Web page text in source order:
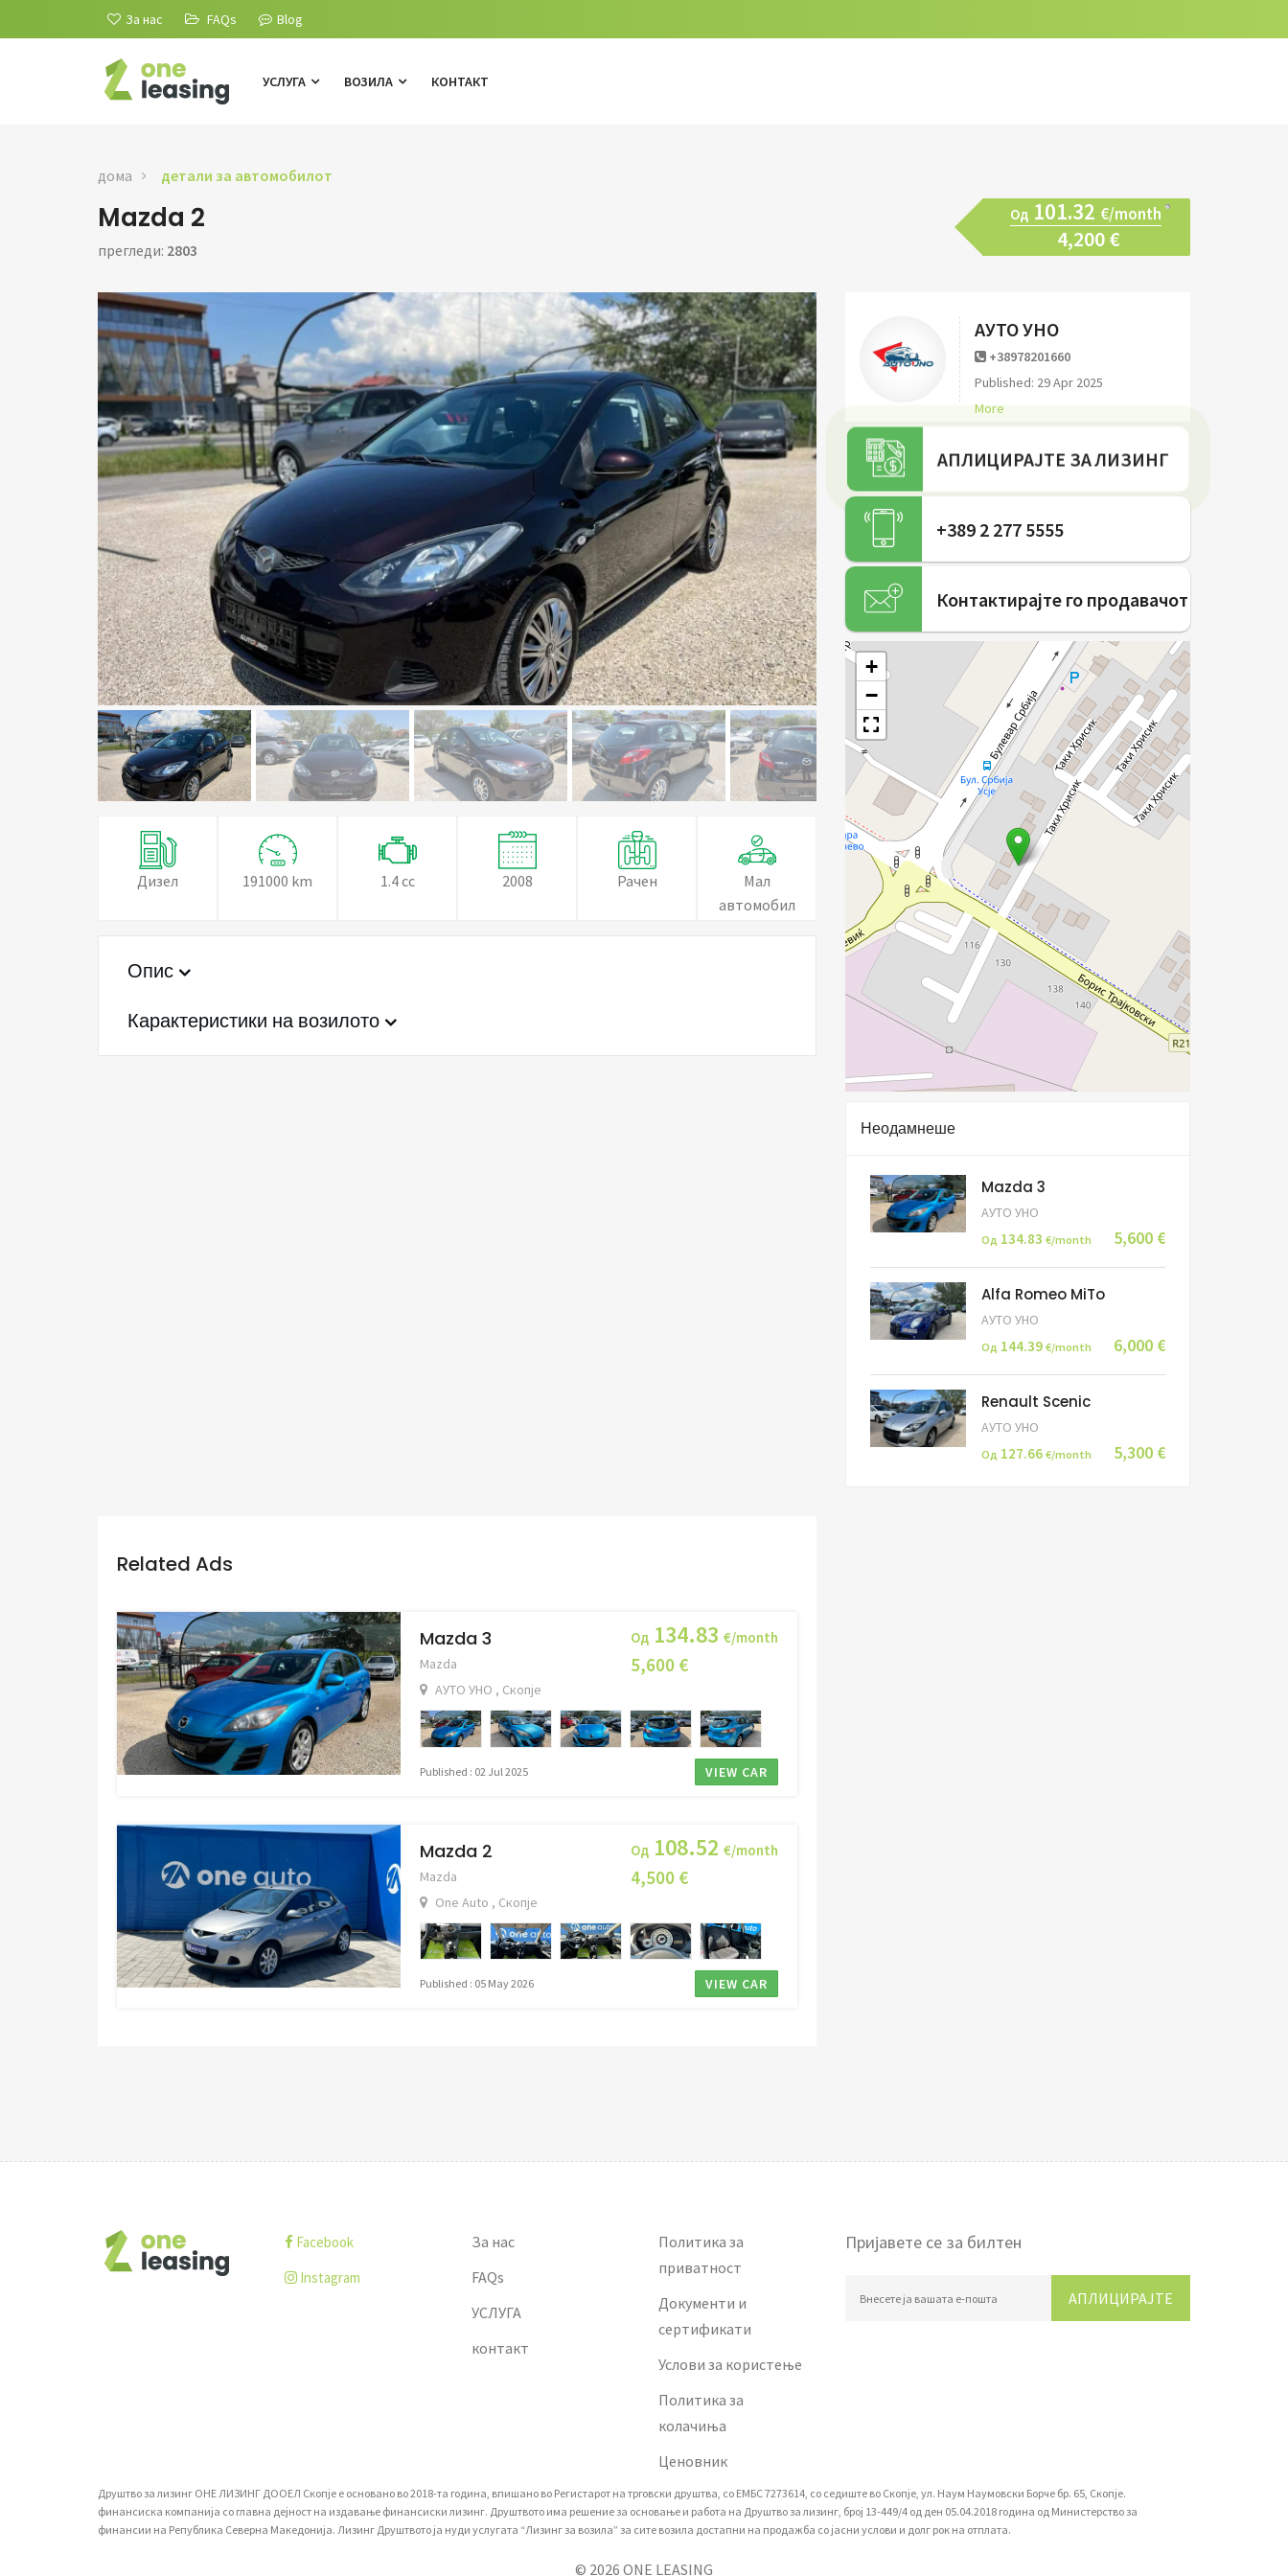
За нас FAQs Blog
УСЛУГА ВОЗИЛА КОНТАКТ
дома детали за автомобилот
Mazda 2
прегледи: 2803
Од 101.32 €/month
4,200 €
Дизел 191000 km 1.4 cc 2008 Рачен
Мал
автомобил
Опис
Карактеристики на возилото
АУТО УНО
+38978201660
Published: 29 Apr 2025
More
АПЛИЦИРАЈТЕ ЗА ЛИЗИНГ
+389 2 277 5555
Контактирајте го продавачот
+
−
Неодамнеше
Mazda 3
АУТО УНО
Од 134.83 €/month 5,600 €
Alfa Romeo MiTo
АУТО УНО
Од 144.39 €/month 6,000 €
Renault Scenic
АУТО УНО
Од 127.66 €/month 5,300 €
Related Ads
Од134.83 €/month
5,600 €
Mazda 3
Mazda
АУТО УНО , Скопје
Published : 02 Jul 2025 VIEW CAR
Од108.52 €/month
4,500 €
Mazda 2
Mazda
One Auto , Скопје
Published : 05 May 2026 VIEW CAR
Facebook
Instagram
За нас
FAQs
УСЛУГА
контакт
Политика за
приватност
Документи и
сертификати
Услови за користење
Политика за
колачиња
Ценовник
Пријавете се за билтен
АПЛИЦИРАЈТЕ
Друштво за лизинг ОНЕ ЛИЗИНГ ДООЕЛ Скопје е основано во 2018-та година, впишано вo Регистарот на трговски друштва, со ЕМБС 7273614, со седиште во Скопје, ул. Наум Наумовски Борче бр. 65, Скопје.
финансиска компанија со главна дејност на издавање финансиски лизинг. Друштвото има решение за основање и работа на Друштво за лизинг, број 13-449/4 од ден 05.04.2018 година од Министерство за
финансии на Република Северна Македонија. Лизинг Друштвото ја нуди услугата “Лизинг за возила” за сите возила достапни на продажба со јасни услови и долг рок на отплата.
© 2026 ONE LEASING